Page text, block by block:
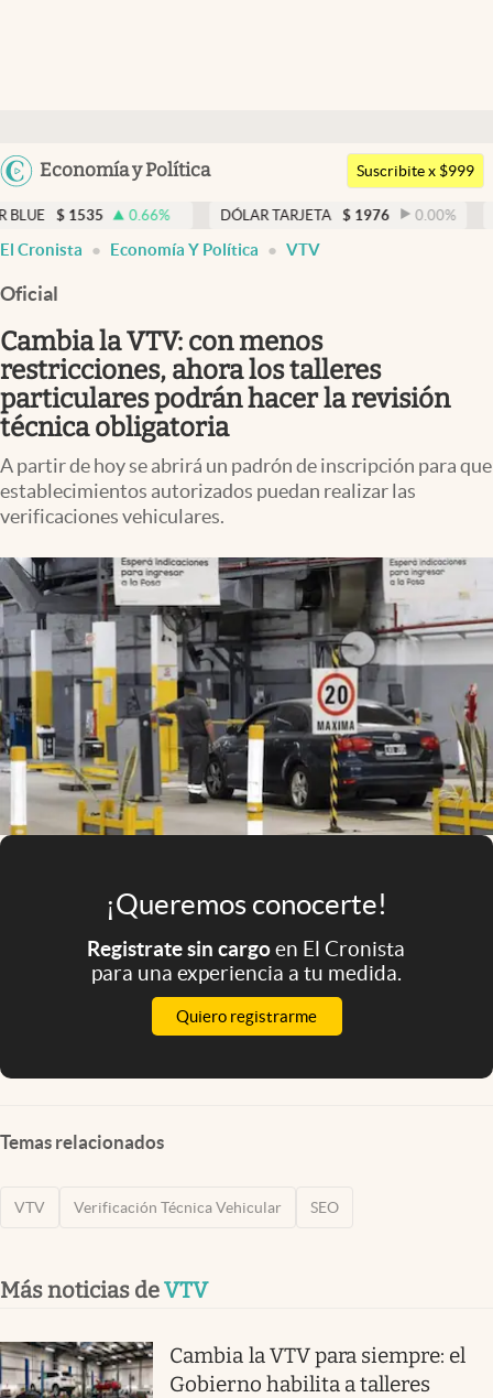
Argentina
Economía y Política
Members
Economía y Política
Finanzas y Mercados
Mercados Online
Negocios
Columnistas
Otras secciones
Apertura
Infotechnology
Clima
Mundial 2026
Eventos Corporativos
El Cronista Studio
Mediakit
abre en nueva pestaña
Argentina
Suscribite x $999
0.66% DÓLAR TARJETA $ 1976 0.00% DÓLAR MEP
El Cronista Economía Y Política VTV
Oficial
Cambia la VTV: con menos
restricciones, ahora los talleres
particulares podrán hacer la revisión
técnica obligatoria
A partir de hoy se abrirá un padrón de inscripción para que
establecimientos autorizados puedan realizar las
verificaciones vehiculares.
¡Queremos conocerte!
Registrate sin cargoen El Cronista
para una experiencia a tu medida.
Quiero registrarme
Temas relacionados
VTV Verificación Técnica Vehicular SEO
Más noticias deVTV
Cambia la VTV para siempre: el
Gobierno habilita a talleres